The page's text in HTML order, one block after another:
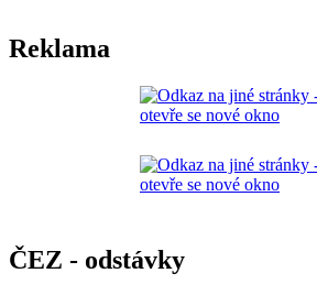
Reklama
ČEZ - odstávky